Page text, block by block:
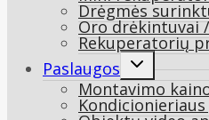
Drėgmės
Oro drėkintuvai
Rekuperatorių
Paslaugos
Toggle
menu
Montavimo